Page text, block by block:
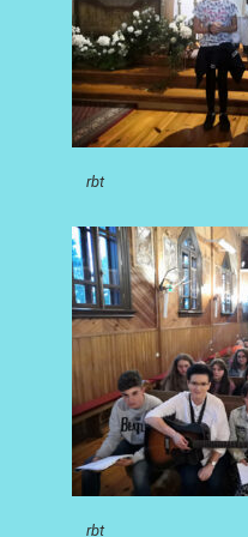
rbt
rbt